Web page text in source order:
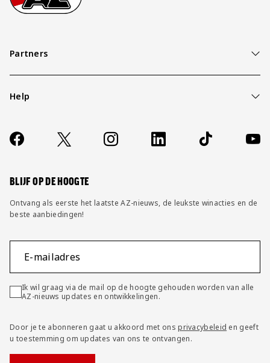
Partners
Help
Contact
FAQ
Socials
https://www.facebook.com/AZAlkmaar
X Instagram LinkedIn TikTok
BLIJF OP DE HOOGTE
Ontvang als eerste het laatste AZ-nieuws, de leukste winacties en de
beste aanbiedingen!
E-mailadres
Ik wil graag via de mail op de hoogte gehouden worden van alle
AZ-nieuws updates en ontwikkelingen.
Door je te abonneren gaat u akkoord met onsprivacybeleid en geeft
u toestemming om updates van ons te ontvangen.